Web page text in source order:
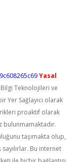
Yasal
Bilgi Teknolojileri ve
Yer Sağlayıcı olarak
proaktif olarak
bulunmamaktadır.
taşımakta olup,
Bu internet